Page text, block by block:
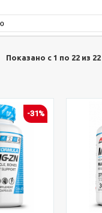
Показано с 1 по 22 из
-31%